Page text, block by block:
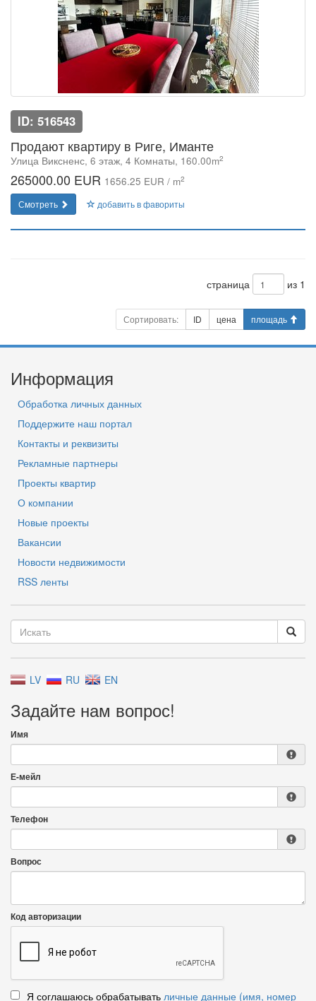
ID: 516543
Продают квартиру в Риге, Иманте
Улица Виксненс, 6 этаж, 4 Комнаты, 160.00m2
265000.00 EUR 1656.25 EUR / m2
Смотреть добавить в фавориты
страница из 1
Сортировать: ID цена площадь
Информация
Обработка личных данных
Поддержите наш портал
Контакты и реквизиты
Рекламные партнеры
Проекты квартир
О компании
Новые проекты
Вакансии
Новости недвижимости
RSS ленты
LV RU EN
Задайте нам вопрос!
Имя
Е-мейл
Телефон
Вопрос
Код авторизации
Я соглашаюсь обрабатывать личные данные (имя, номер